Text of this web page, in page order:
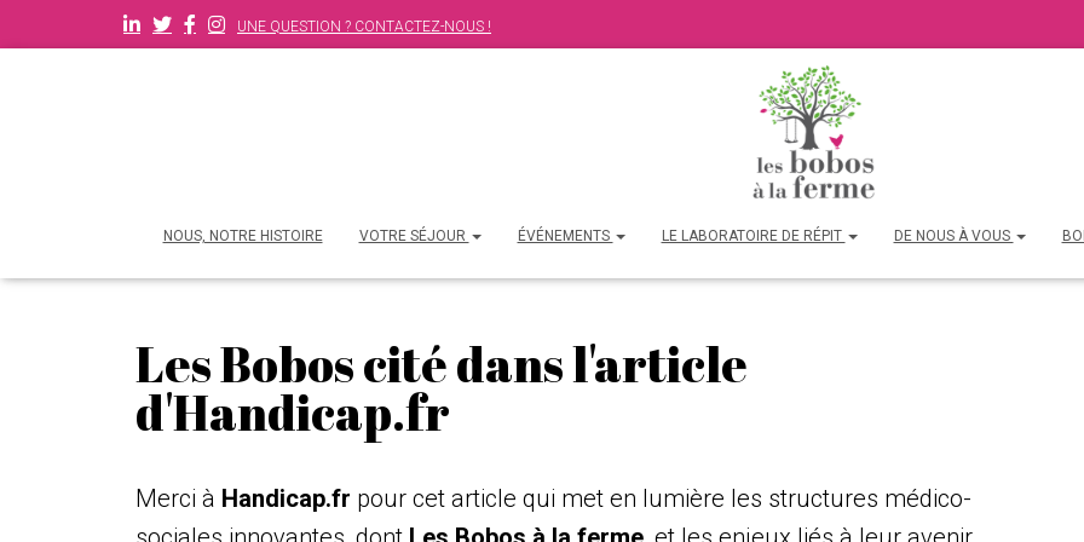
UNE QUESTION ? CONTACTEZ-NOUS !
NOUS, NOTRE HISTOIRE VOTRE SÉJOUR ÉVÉNEMENTS LE LABORATOIRE DE RÉPIT DE NOUS À VOUS
Les Bobos cité dans l'article
d'Handicap.fr
Merci à Handicap.fr pour cet article qui met en lumière les structures médico-